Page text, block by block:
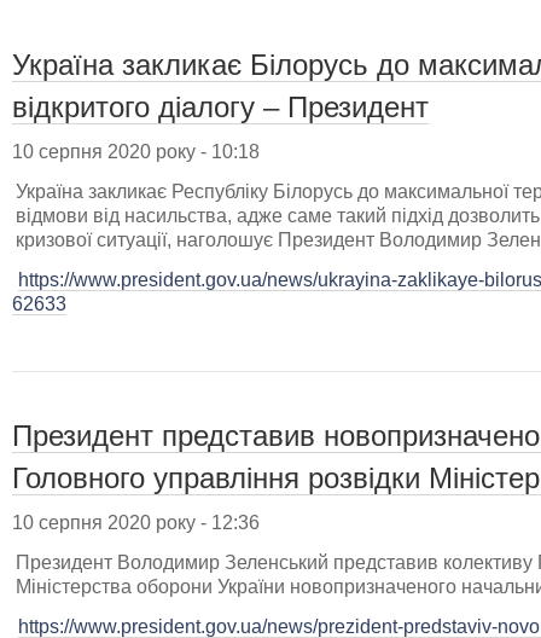
Україна закликає Білорусь до
відкритого діалогу – Президент
10 серпня 2020 року - 10:18
Україна закликає Республіку Білорусь до максимальної
відмови від насильства, адже саме такий підхід
кризової ситуації, наголошує Президент Володимир
https://www.president.gov.ua/news/ukrayina-zaklikaye-
62633
Президент представив
Головного управління розвідки
10 серпня 2020 року - 12:36
Президент Володимир Зеленський представив колективу
Міністерства оборони України новопризначеного
https://www.president.gov.ua/news/prezident-predstaviv-